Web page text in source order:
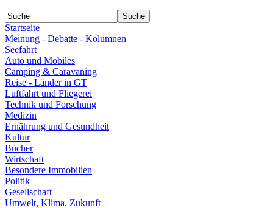
Startseite
Meinung - Debatte - Kolumnen
Seefahrt
Auto und Mobiles
Camping & Caravaning
Reise - Länder in GT
Luftfahrt und Fliegerei
Technik und Forschung
Medizin
Ernährung und Gesundheit
Kultur
Bücher
Wirtschaft
Besondere Immobilien
Politik
Gesellschaft
Umwelt, Klima, Zukunft